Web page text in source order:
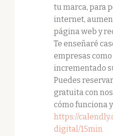
tu marca, para
internet,
página web y
Te enseñaré
empresas
incrementado
Puedes
gratuita con
cómo funciona
https://
digital/15min